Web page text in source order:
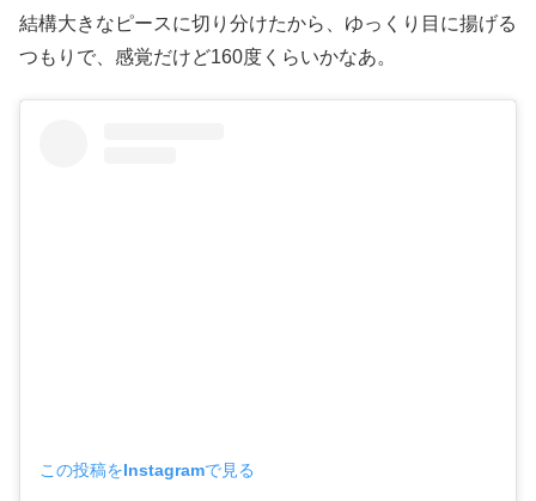
結構大きなピースに切り分けたから、ゆっくり目に揚げる
つもりで、感覚だけど160度くらいかなあ。
この投稿をInstagramで見る